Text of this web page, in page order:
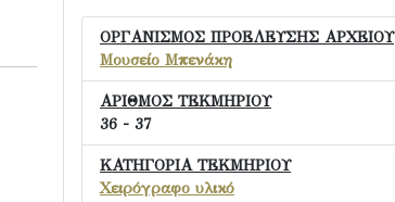
ΟΡΓΑΝΙΣΜΟΣ ΠΡΟΕΛΕΥΣΗΣ ΑΡΧΕΙΟΥ
Μουσείο Μπενάκη
ΑΡΙΘΜΟΣ ΤΕΚΜΗΡΙΟΥ
36 - 37
ΚΑΤΗΓΟΡΙΑ ΤΕΚΜΗΡΙΟΥ
Χειρόγραφο υλικό